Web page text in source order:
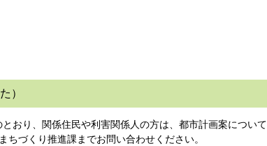
）
とおり、関係住民や利害関係人の方は、都市計画案について
づくり推進課までお問い合わせください。